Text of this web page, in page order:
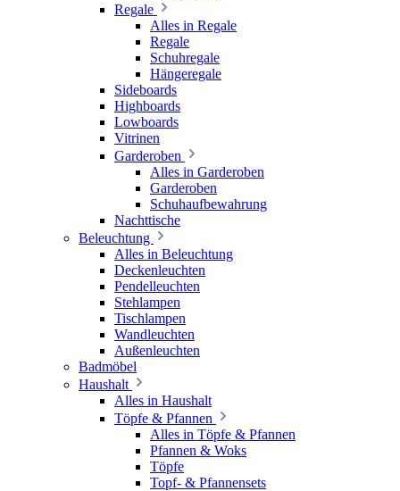
Regale
Alles in Regale
Regale
Schuhregale
Hängeregale
Sideboards
Highboards
Lowboards
Vitrinen
Garderoben
Alles in Garderoben
Garderoben
Schuhaufbewahrung
Nachttische
Beleuchtung
Alles in Beleuchtung
Deckenleuchten
Pendelleuchten
Stehlampen
Tischlampen
Wandleuchten
Außenleuchten
Badmöbel
Haushalt
Alles in Haushalt
Töpfe & Pfannen
Alles in Töpfe & Pfannen
Pfannen & Woks
Töpfe
Topf- & Pfannensets